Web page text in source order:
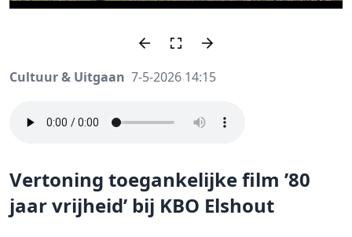
Cultuur & Uitgaan 7-5-2026 14:15
Vertoning toegankelijke film ’80
jaar vrijheid’ bij KBO Elshout